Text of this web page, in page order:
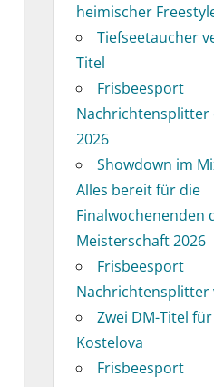
heimischer
Tiefseetaucher
Titel
Frisbeesport
Nachrichtensplitter
2026
Showdown im
Alles bereit für die
Finalwochenenden
Meisterschaft 2026
Frisbeesport
Nachrichtensplitter
Zwei DM-Titel
Kostelova
Frisbeesport